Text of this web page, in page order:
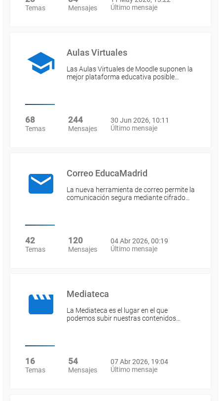
Temas Mensajes
Último mensaje
Aulas Virtuales
Las Aulas Virtuales de Moodle suponen la
mejor plataforma educativa posible…
68
Temas
244
Mensajes
30 Jun 2026, 10:11
Último mensaje
Correo EducaMadrid
La nueva herramienta de correo permite la
comunicación segura mediante cifrado…
42
Temas
120
Mensajes
04 Abr 2026, 00:19
Último mensaje
Mediateca
La Mediateca es el lugar en el que
podemos subir nuestras contenidos…
16
Temas
54
Mensajes
07 Abr 2026, 19:04
Último mensaje